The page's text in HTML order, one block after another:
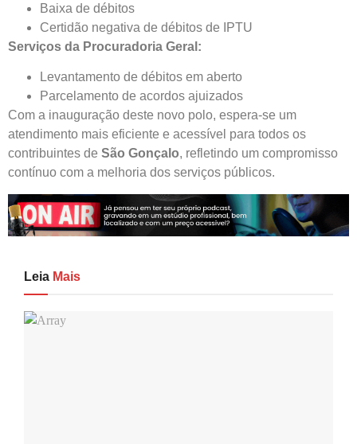
Baixa de débitos
Certidão negativa de débitos de IPTU
Serviços da Procuradoria Geral:
Levantamento de débitos em aberto
Parcelamento de acordos ajuizados
Com a inauguração deste novo polo, espera-se um
atendimento mais eficiente e acessível para todos os
contribuintes de São Gonçalo, refletindo um compromisso
contínuo com a melhoria dos serviços públicos.
Leia Mais